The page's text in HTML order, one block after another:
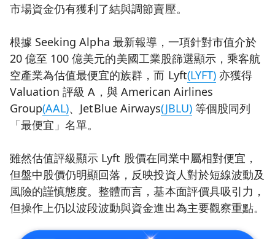
市場資金仍有獲利了結與調節賣壓。
根據 Seeking Alpha 最新報導，一項針對市值介於
20 億至 100 億美元的美國工業股篩選顯示，乘客航
空產業為估值最便宜的族群，而 Lyft(LYFT)亦獲得
Valuation 評級 A，與 American Airlines
Group(AAL)、JetBlue Airways(JBLU) 等個股同列
「最便宜」名單。
雖然估值評級顯示 Lyft 股價在同業中屬相對便宜，
但盤中股價仍明顯回落，反映投資人對於短線波動及
風險的謹慎態度。整體而言，基本面評價具吸引力，
但操作上仍以波段波動與資金進出為主要觀察重點。